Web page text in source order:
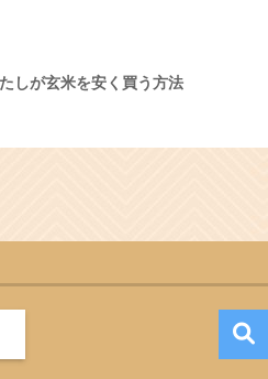
しが玄米を安く買う方法